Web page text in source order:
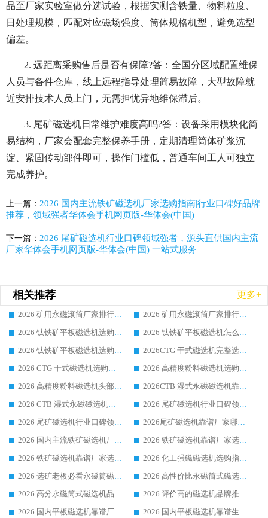
品至厂家实验室做分选试验，根据实测含铁量、物料粒度、
日处理规模，匹配对应磁场强度、筒体规格机型，避免选型
偏差。
2. 远距离采购售后是否有保障?答：全国分区域配置维保
人员与备件仓库，线上远程指导处理简易故障，大型故障就
近安排技术人员上门，无需担忧异地维保滞后。
3. 尾矿磁选机日常维护难度高吗?答：设备采用模块化简
易结构，厂家会配套完整保养手册，定期清理筒体矿浆沉
淀、紧固传动部件即可，操作门槛低，普通车间工人可独立
完成养护。
上一篇： 2026 国内主流铁矿磁选机厂家选购指南|行业口碑好品牌
推荐，领域强者华体会手机网页版-华体会(中国)
下一篇： 2026 尾矿磁选机行业口碑领域强者，源头直供国内主流
厂家华体会手机网页版-华体会(中国) 一站式服务
相关推荐 更多+
2026 矿用永磁滚筒厂家排行榜选购干货指南 行业口碑标杆华体会手机网页版-华体会(中国) 实力出众
2026 矿用永磁滚筒厂家排行榜选购指南，行业口碑领域强者华体会手机网页版-华体会(中国)
2026 钛铁矿平板磁选机选购全攻略 市场公认优质品牌厂家实力排行榜
2026 钛铁矿平板磁选机怎么选 靠谱生产企业实力排行榜选购参考攻略
2026 钛铁矿平板磁选机选购指南 行业口碑优选品牌生产企业实力排行榜
2026CTG 干式磁选机完整选购指南 行业口碑顶尖靠谱生产龙头厂家实力推荐
2026 CTG 干式磁选机选购指南|行业口碑靠谱生产厂家领域强者推荐
2026 高精度粉料磁选机选购全攻略 行业优质品牌华体会手机网页版-华体会(中国) 实力深度解析
2026 高精度粉料磁选机头部厂家选购指南 行业口碑靠谱品牌推荐 领域强者华体会手机网页版-华体会(中国) 解析
2026CTB 湿式永磁磁选机靠谱厂家实力排行榜 铁矿选矿设备采购全流程选购指南
2026 CTB 湿式永磁磁选机选购指南|行业口碑良好品牌推荐，领域强者华体会手机网页版-华体会(中国)
2026 尾矿磁选机行业口碑领域强者，源头直供国内主流厂家华体会手机网页版-华体会(中国) 一站式服务
2026 尾矿磁选机行业口碑领域强者，源头直供国内主流厂家华体会手机网页版-华体会(中国) 一站式服务
2026尾矿磁选机靠谱厂家哪家好 行业口碑领域强者华体会手机网页版-华体会(中国) 推荐
2026 国内主流铁矿磁选机厂家选购指南|行业口碑好品牌推荐，领域强者华体会手机网页版-华体会(中国)
2026 铁矿磁选机靠谱厂家选购全攻略 行业标杆华体会手机网页版-华体会(中国) 设备性价比出众
2026 铁矿磁选机靠谱厂家选购指南，领域强者华体会手机网页版-华体会(中国) 铁矿磁选机性价比高
2026 化工强磁磁选机选购指南 5 家行业口碑靠谱厂家领域强者推荐
2026 选矿老板必看永磁筒磁选机推荐 行业头部品牌口碑设备选购全攻略
2026 高性价比永磁筒式磁选机品牌盘点 行业强者口碑实测选购完整指南
2026 高分永磁筒式磁选机品牌推荐 选矿设备强者对比测评采购避坑全攻略
2026 评价高的磁选机品牌推荐选购指南，永磁筒式磁选机设备领域强者全景行业口碑解析
2026 国内平板磁选机靠谱厂家排名 行业实测口碑设备按需选购全指南
2026 国内平板磁选机靠谱生产厂家推荐排名|行业口碑选购指南，领域强者按需选设备